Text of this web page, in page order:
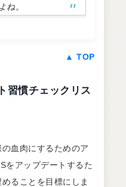
ね。
▲ TOP
習慣チェックリス
血肉にするためのア
をアップデートするた
ることを目標にしま